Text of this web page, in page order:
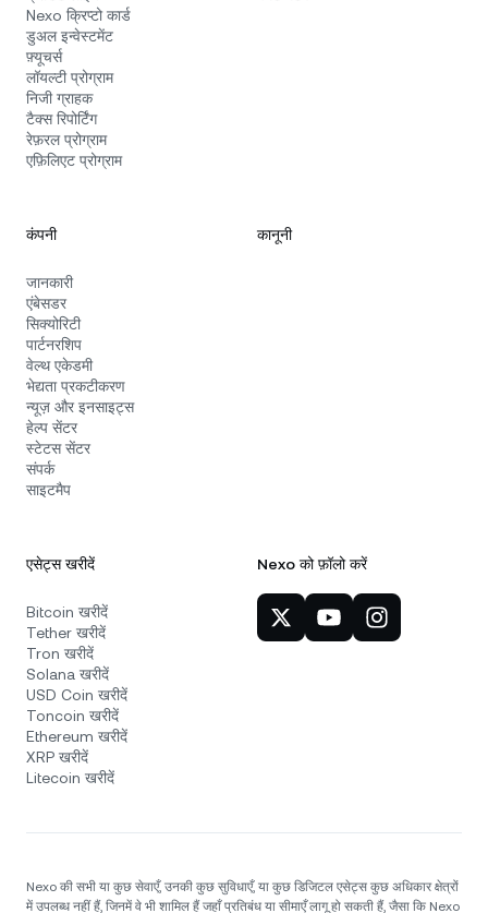
Nexo क्रिप्टो कार्ड
डुअल इन्वेस्टमेंट
फ़्यूचर्स
लॉयल्टी प्रोग्राम
निजी ग्राहक
टैक्स रिपोर्टिंग
रेफ़रल प्रोग्राम
एफ़िलिएट प्रोग्राम
कंपनी
जानकारी
एंबेसडर
सिक्योरिटी
पार्टनरशिप
वेल्थ एकेडमी
भेद्यता प्रकटीकरण
न्यूज़ और इनसाइट्स
हेल्प सेंटर
स्टेटस सेंटर
संपर्क
साइटमैप
कानूनी
एसेट्स खरीदें
Bitcoin खरीदें
Tether खरीदें
Tron खरीदें
Solana खरीदें
USD Coin खरीदें
Toncoin खरीदें
Ethereum खरीदें
XRP खरीदें
Litecoin खरीदें
Nexo को फ़ॉलो करें
Nexo की सभी या कुछ सेवाएँ, उनकी कुछ सुविधाएँ, या कुछ डिजिटल एसेट्स कुछ अधिकार क्षेत्रों
में उपलब्ध नहीं हैं, जिनमें वे भी शामिल हैं जहाँ प्रतिबंध या सीमाएँ लागू हो सकती हैं, जैसा कि Nexo